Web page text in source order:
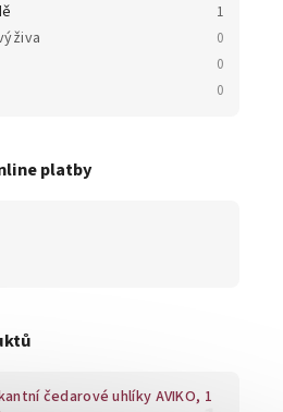
1
0
0
0
platby
čedarové uhlíky AVIKO, 1